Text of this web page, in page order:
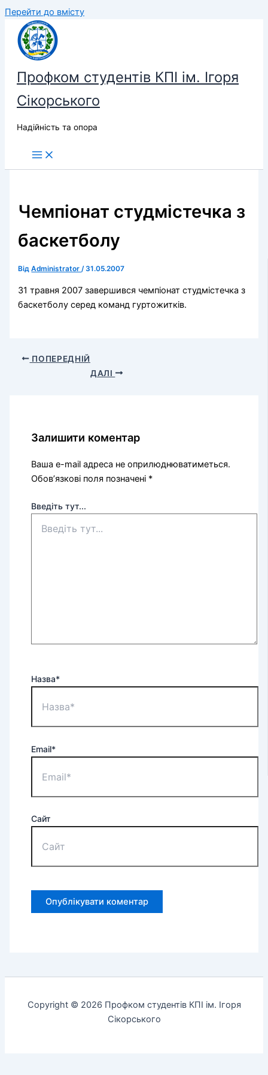
Перейти до вмісту
Профком студентів КПІ ім. Ігоря
Сікорського
Надійність та опора
Чемпіонат студмістечка з
баскетболу
ВідAdministrator/31.05.2007
31 травня 2007 завершився чемпіонат студмістечка з
баскетболу серед команд гуртожитків.
ПОПЕРЕДНІЙ
ДАЛІ
Залишити коментар
Ваша e-mail адреса не оприлюднюватиметься.
Обов’язкові поля позначені *
Введіть тут...
Назва*
Email*
Сайт
Copyright © 2026 Профком студентів КПІ ім. Ігоря
Сікорського